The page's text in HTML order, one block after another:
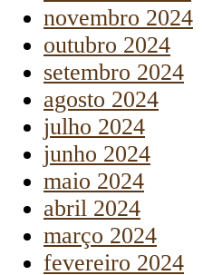
novembro 2024
outubro 2024
setembro 2024
agosto 2024
julho 2024
junho 2024
maio 2024
abril 2024
março 2024
fevereiro 2024